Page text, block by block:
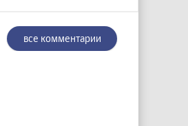
все комментарии